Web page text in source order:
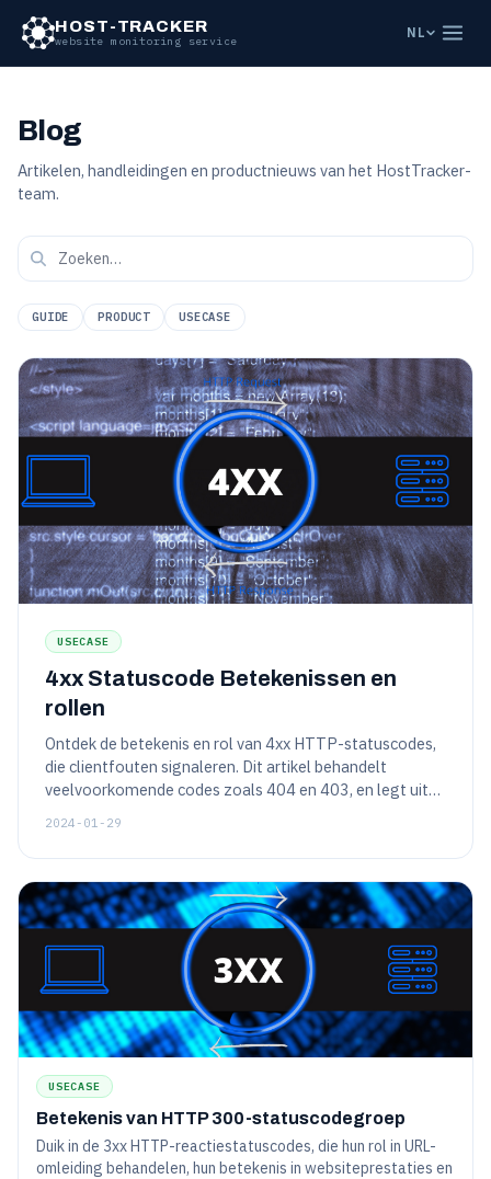
HOST-TRACKER
website monitoring service
NL
Blog
Artikelen, handleidingen en productnieuws van het HostTracker-
team.
GUIDE PRODUCT USECASE
USECASE
4xx Statuscode Betekenissen en
rollen
Ontdek de betekenis en rol van 4xx HTTP-statuscodes,
die clientfouten signaleren. Dit artikel behandelt
veelvoorkomende codes zoals 404 en 403, en legt uit
2024-01-29
USECASE
Betekenis van HTTP 300-statuscodegroep
Duik in de 3xx HTTP-reactiestatuscodes, die hun rol in URL-
omleiding behandelen, hun betekenis in websiteprestaties en